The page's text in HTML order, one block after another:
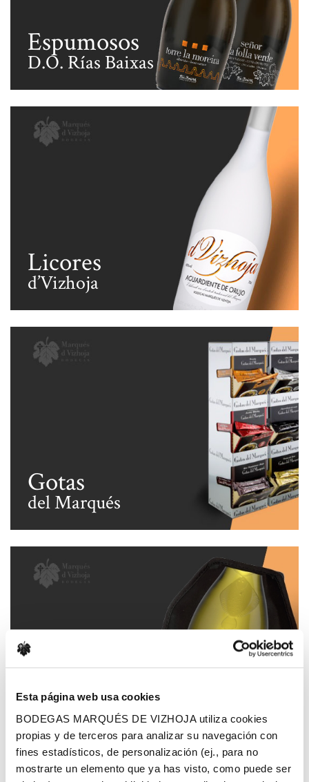
Esta página web usa cookies
BODEGAS MARQUÉS DE VIZHOJA utiliza cookies
propias y de terceros para analizar su navegación con
fines estadísticos, de personalización (ej., para no
mostrarte un elemento que ya has visto, como puede ser
Espumosos
D.O. Rías Baixas
Licores
d’Vizhoja
Gotas
del Marqués
Accesorios